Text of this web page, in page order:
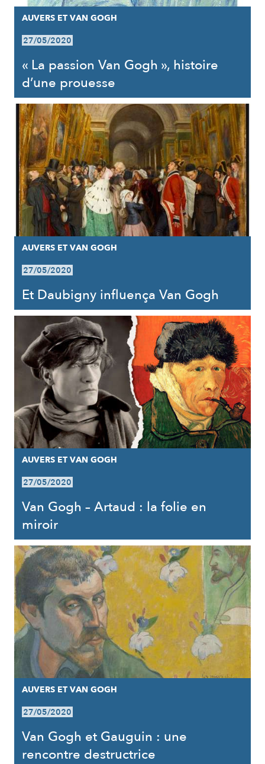
AUVERS ET VAN GOGH
27/05/2020
« La passion Van Gogh », histoire
d’une prouesse
AUVERS ET VAN GOGH
27/05/2020
Et Daubigny influença Van Gogh
AUVERS ET VAN GOGH
27/05/2020
Van Gogh – Artaud : la folie en
miroir
AUVERS ET VAN GOGH
27/05/2020
Van Gogh et Gauguin : une
rencontre destructrice